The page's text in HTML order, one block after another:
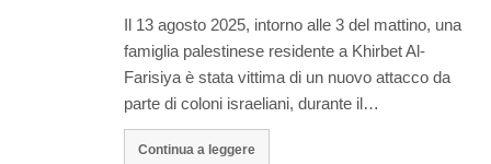
Il 13 agosto 2025, intorno alle 3 del mattino, una
famiglia palestinese residente a Khirbet Al-
Farisiya è stata vittima di un nuovo attacco da
parte di coloni israeliani, durante il…
Continua a leggere